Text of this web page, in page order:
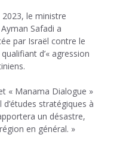
le ministre
Safadi a
par Israël contre le
d’« agression
« Manama Dialogue »
stratégiques à
un désastre,
en général. »